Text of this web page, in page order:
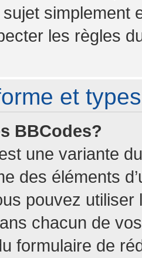
simplement
les règles
et
BBCodes?
une variante
des éléments
pouvez
chacun de
formulaire de